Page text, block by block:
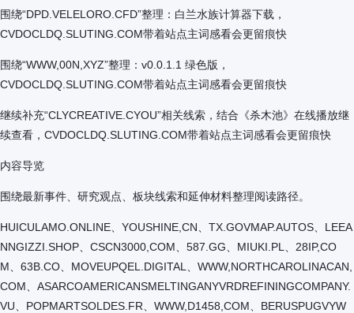
围绕“DPD.VELELORO.CFD”整理：白兰水族计算器下载，
CVDOCLDQ.SLUTING.COM带着站点主词感看会更留痕快
围绕“WWW,00N,XYZ”整理：v0.0.1.1 绿色版，
CVDOCLDQ.SLUTING.COM带着站点主词感看会更留痕快
继续补充“CLYCREATIVE.CYOU”相关线索，结合《杀木池》在线播放继
续查看，CVDOCLDQ.SLUTING.COM带着站点主词感看会更留痕快
内容导览
围绕最新事件、研究观点、板块线索和延伸材料整理阅读路径。
HUICULAMO.ONLINE、YOUSHINE,CN、TX.GOVMAP.AUTOS、LEEA
NNGIZZI.SHOP、CSCN3000,COM、587.GG、MIUKI.PL、28IP,CO
M、63B.CO、MOVEUPQEL.DIGITAL、WWW,NORTHCAROLINACAN,
COM、ASARCOAMERICANSMELTINGANYVRDREFININGCOMPANY.
VU、POPMARTSOLDES.FR、WWW,D1458,COM、BERUSPUGVYW